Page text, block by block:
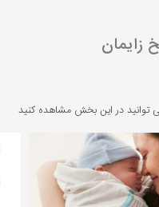
زایمان
توانید در این بخش مشاهده کنید